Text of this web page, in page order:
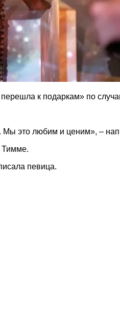
к подаркам» по
Мы это любим и ценим», –
Тимме.
певица.